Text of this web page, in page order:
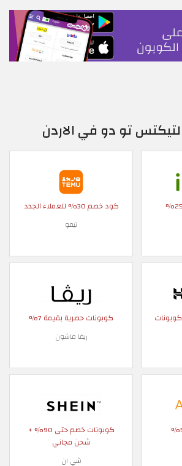
تو دو في الاردن
كود خصم 30% للعملاء الجدد
تيمو
+ كوبونات
كوبونات حصرية بقيمة 7%
ريفا فاشون
كوبونات خصم حتى 90% +
شحن مجاني
شي ان